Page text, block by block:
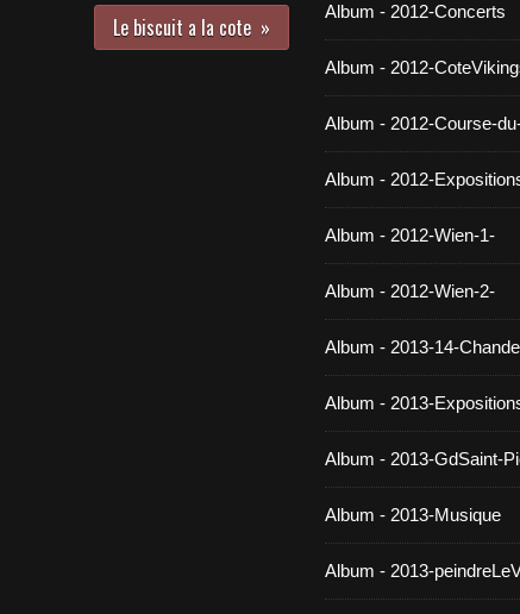
Le biscuit a la cote
Album - 2012-Concerts
Album - 2012-
Album - 2012-Course-
Album - 2012-
Album - 2012-Wien-1-
Album - 2012-Wien-2-
Album - 2013-14-
Album - 2013-
Album - 2013-GdSaint-
Album - 2013-Musique
Album - 2013-